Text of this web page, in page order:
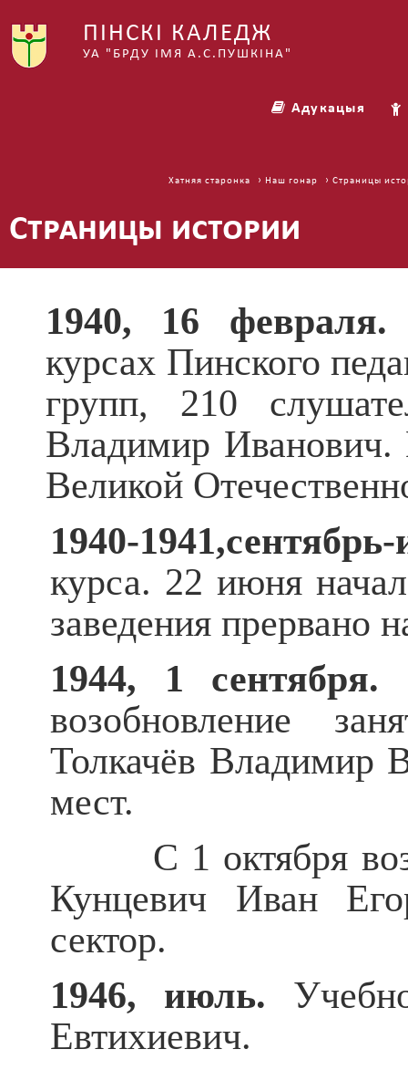
ПІНСКІ КАЛЕДЖ
УА "БРДУ ІМЯ А.С.ПУШКІНА"
Адукацыя
Хатняя старонка › Наш гонар › Страницы
Страницы истории
1940, 16 февраля.
курсах Пинского
групп, 210
Владимир Иванович.
Великой
1940-
курса. 22 июня
заведения прервано
1944, 1 сентября.
возобновление
Толкачёв Владимир
мест.
С 1 октября
Кунцевич Иван
сектор.
1946, июль.
Евтихиевич.